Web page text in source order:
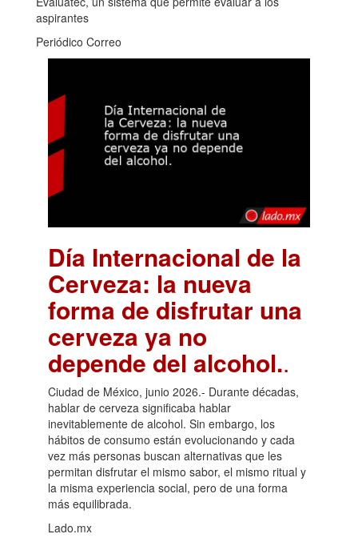
aspirantes
Periódico Correo
Día Internacional de la
Cerveza: la nueva
forma de disfrutar una
cerveza ya no
depende del alcohol..
Ciudad de México, junio 2026.- Durante décadas,
hablar de cerveza significaba hablar
inevitablemente de alcohol. Sin embargo, los
hábitos de consumo están evolucionando y cada
vez más personas buscan alternativas que les
permitan disfrutar el mismo sabor, el mismo ritual y
la misma experiencia social, pero de una forma
más equilibrada.
Lado.mx